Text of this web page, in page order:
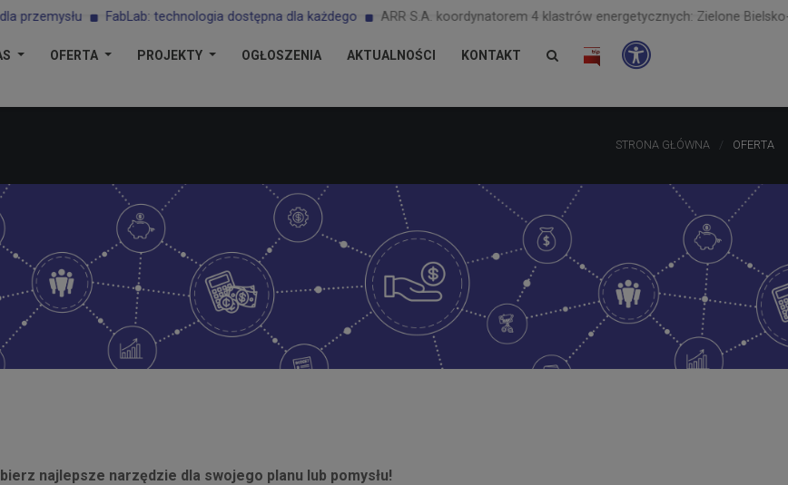
FabLab: technologia dostępna dla każdego ARR S.A. koordynatorem 4 klastrów energetycznych: Zielone Bielsko-Biała,
OFERTA PROJEKTY OGŁOSZENIA AKTUALNOŚCI KONTAKT
STRONA GŁÓWNA OFERTA
najlepsze narzędzie dla swojego planu lub pomysłu!